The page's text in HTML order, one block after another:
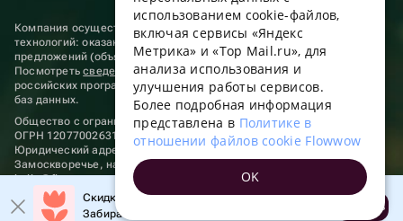
Компания осуществляет деятельность в области информационных
технологий: оказание услуг в сети “Интернет” по размещению
предложений (объявлений) продавцов о реализации товаров.
Посмотретьсведения о программах, включенных в реестр
российских программ для электронных вычислительных машин и
баз данных.
Общество с ограниченной ответственностью «ФЛАУВАУ»
ОГРН 1207700263198, ИНН 9702020445
Юридический адрес: г. Москва, вн.тер. г. Муниципальный округ
Замоскворечье, наб. Садовническая, д. 9, помещ. 2/3.
hello@flowwow.com
8 800 555-16-15
Применяютсярекомендательные технологии
Скидка до 10% на первый заказ!
Забирайте промокод в приложении!
Открыть
PORTUGUESE
FRENCH
TURKISH
использованием cookie-файлов,
включая сервисы «Яндекс
Метрика» и «Top Mail.ru», для
анализа использования и
улучшения работы сервисов.
Более подробная информация
представлена в Политике в
отношении файлов cookie Flowwow
OK